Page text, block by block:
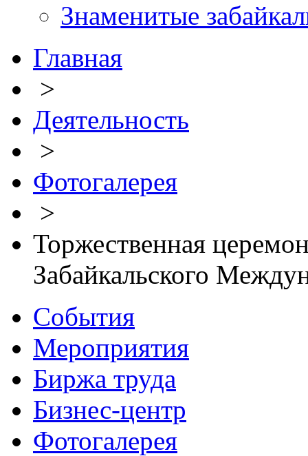
Знаменитые
Главная
>
Деятельность
>
Фотогалерея
>
Торжественная
Забайкальского
События
Мероприятия
Биржа труда
Бизнес-центр
Фотогалерея